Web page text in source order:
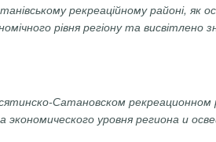
рекреаційному районі, як
рівня регіону та
Сатановском рекреационном
уровня региона и